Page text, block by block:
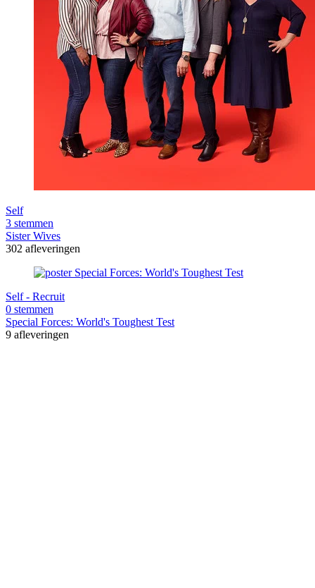
Self
3 stemmen
Sister Wives
302 afleveringen
Self - Recruit
0 stemmen
Special Forces: World's Toughest Test
9 afleveringen